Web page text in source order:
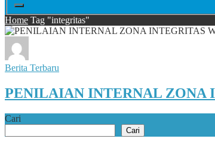
Home Tag "integritas"
Berita Terbaru
PENILAIAN INTERNAL ZONA
Cari
Cari